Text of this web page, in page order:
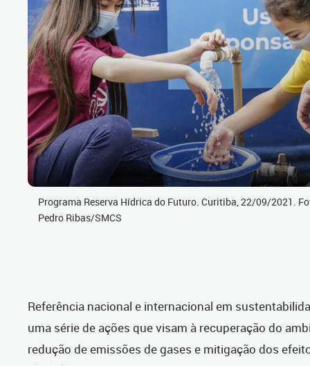
Programa Reserva Hídrica do Futuro. Curitiba, 22/09/2021.
Pedro Ribas/SMCS
Referência nacional e internacional em
uma série de ações que visam à recuperação do
redução de emissões de gases e mitigação dos